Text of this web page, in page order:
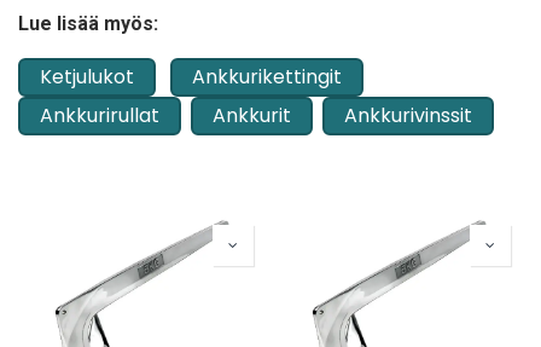
Lue lisää myös:
Ketjulukot
Ankkurikettingit
Ankkurirullat
Ankkurit Ankkurivinssit